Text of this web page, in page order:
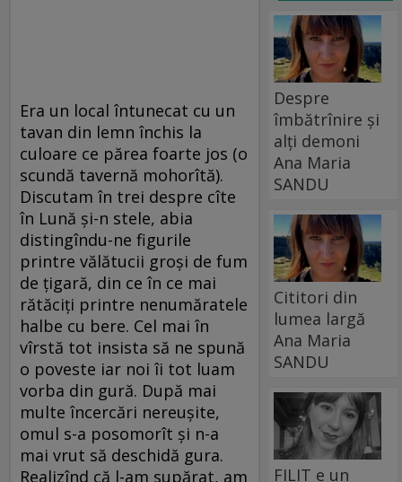
Era un local întunecat cu un
tavan din lemn închis la
culoare ce părea foarte jos (o
scundă tavernă mohorîtă).
Discutam în trei despre cîte
în Lună şi-n stele, abia
distingîndu-ne figurile
printre vălătucii groşi de fum
de ţigară, din ce în ce mai
rătăciţi printre nenumăratele
halbe cu bere. Cel mai în
vîrstă tot insista să ne spună
o poveste iar noi îi tot luam
vorba din gură. După mai
multe încercări nereuşite,
omul s-a posomorît şi n-a
mai vrut să deschidă gura.
Realizînd că l-am supărat, am
Despre
îmbătrînire și
alți demoni
Ana Maria
SANDU
Cititori din
lumea largă
Ana Maria
SANDU
FILIT e un